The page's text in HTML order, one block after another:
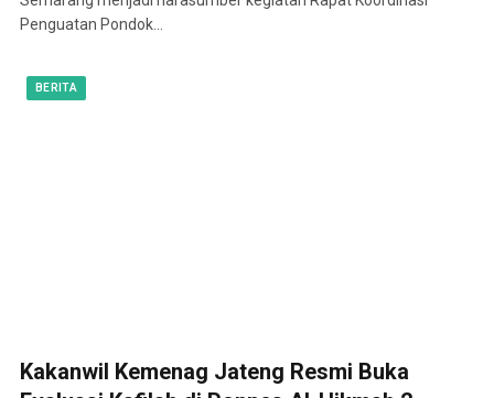
Penguatan Pondok…
BERITA
Kakanwil Kemenag Jateng Resmi Buka